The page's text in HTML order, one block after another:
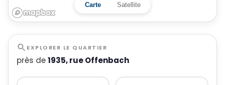
Carte Satellite
EXPLORER LE QUARTIER
près de1935, rue Offenbach